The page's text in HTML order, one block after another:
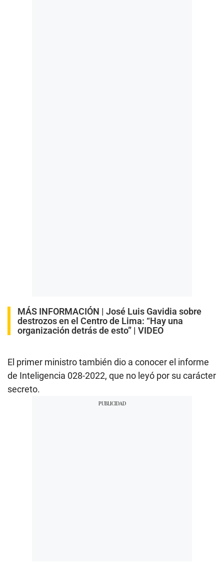
MÁS INFORMACIÓN | José Luis Gavidia sobre
destrozos en el Centro de Lima: “Hay una
organización detrás de esto” | VIDEO
El primer ministro también dio a conocer el informe
de Inteligencia 028-2022, que no leyó por su carácter
secreto.